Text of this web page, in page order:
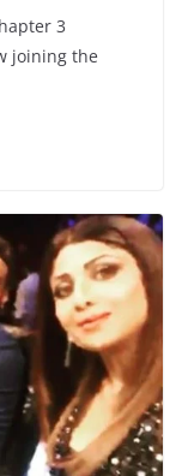
3
joining the